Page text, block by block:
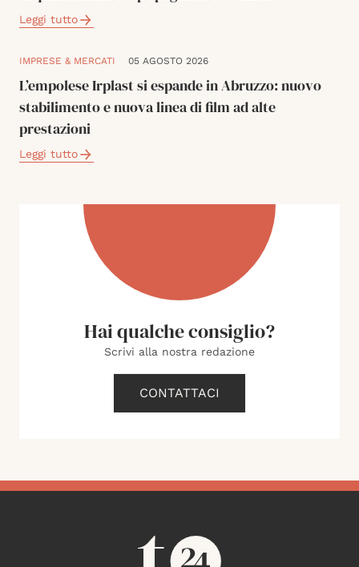
Leggi tutto
IMPRESE & MERCATI 05 AGOSTO 2026
L’empolese Irplast si espande in Abruzzo: nuovo
stabilimento e nuova linea di film ad alte
prestazioni
Leggi tutto
Hai qualche consiglio?
Scrivi alla nostra redazione
CONTATTACI